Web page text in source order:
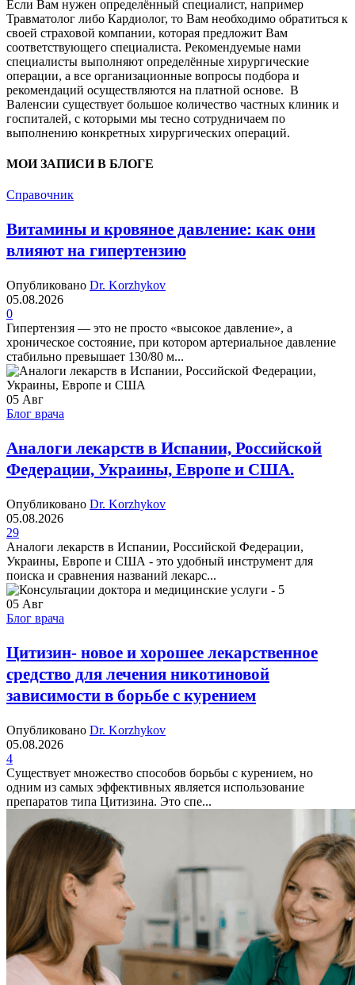
Если Вам нужен определённый специалист, например
Травматолог либо Кардиолог, то Вам необходимо обратиться к
своей страховой компании, которая предложит Вам
соответствующего специалиста. Рекомендуемые нами
специалисты выполняют определённые хирургические
операции, а все организационные вопросы подбора и
рекомендаций осуществляются на платной основе. В
Валенсии существует большое количество частных клиник и
госпиталей, с которыми мы тесно сотрудничаем по
выполнению конкретных хирургических операций.
МОИ ЗАПИСИ В БЛОГЕ
Справочник
Витамины и кровяное давление: как они
влияют на гипертензию
Опубликовано Dr. Korzhykov
05.08.2026
0
Гипертензия — это не просто «высокое давление», а
хроническое состояние, при котором артериальное давление
стабильно превышает 130/80 м...
05 Авг
Блог врача
Аналоги лекарств в Испании, Российской
Федерации, Украины, Европе и США.
Опубликовано Dr. Korzhykov
05.08.2026
29
Аналоги лекарств в Испании, Российской Федерации,
Украины, Европе и США - это удобный инструмент для
поиска и сравнения названий лекарс...
05 Авг
Блог врача
Цитизин- новое и хорошее лекарственное
средство для лечения никотиновой
зависимости в борьбе с курением
Опубликовано Dr. Korzhykov
05.08.2026
4
Существует множество способов борьбы с курением, но
одним из самых эффективных является использование
препаратов типа Цитизина. Это спе...